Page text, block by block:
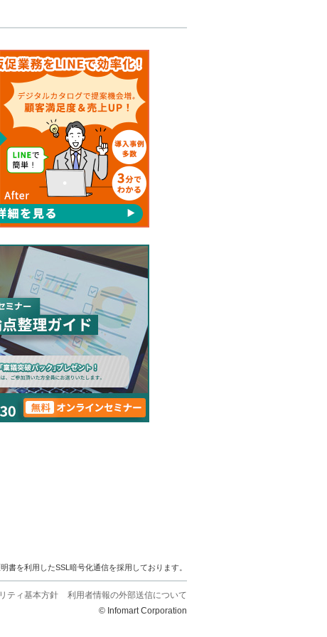
書を利用したSSL暗号化通信を採用しております。
ティ基本方針
利用者情報の外部送信について
© Infomart Corporation